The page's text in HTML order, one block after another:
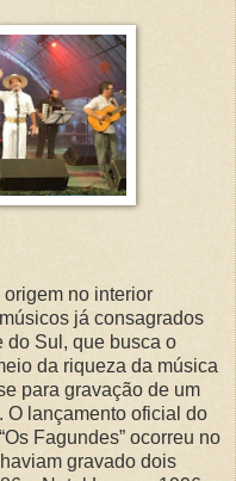
no interior
já consagrados
do Sul, que busca o
da riqueza da música
para gravação de um
O lançamento oficial do
Fagundes” ocorreu no
gravado dois